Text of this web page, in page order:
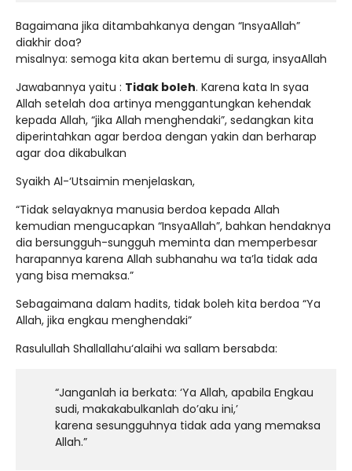
Bagaimana jika ditambahkanya dengan “InsyaAllah”
diakhir doa?
misalnya: semoga kita akan bertemu di surga, insyaAllah
Jawabannya yaitu : Tidak boleh. Karena kata In syaa
Allah setelah doa artinya menggantungkan kehendak
kepada Allah, “jika Allah menghendaki”, sedangkan kita
diperintahkan agar berdoa dengan yakin dan berharap
agar doa dikabulkan
Syaikh Al-‘Utsaimin menjelaskan,
“Tidak selayaknya manusia berdoa kepada Allah
kemudian mengucapkan “InsyaAllah”, bahkan hendaknya
dia bersungguh-sungguh meminta dan memperbesar
harapannya karena Allah subhanahu wa ta’la tidak ada
yang bisa memaksa.”
Sebagaimana dalam hadits, tidak boleh kita berdoa “Ya
Allah, jika engkau menghendaki”
Rasulullah Shallallahu‘alaihi wa sallam bersabda:
“Janganlah ia berkata: ‘Ya Allah, apabila Engkau
sudi, makakabulkanlah do’aku ini,’
karena sesungguhnya tidak ada yang memaksa
Allah.”